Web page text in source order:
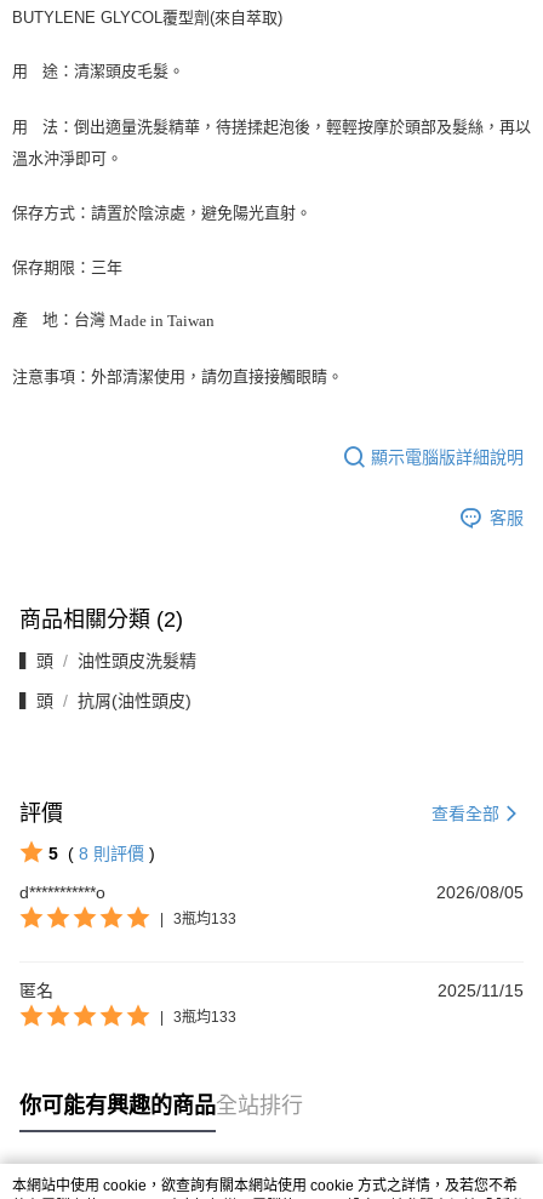
BUTYLENE GLYCOL覆型劑(來自萃取)
用 途：清潔頭皮毛髮。
用
法：倒出適量洗髮精華，待搓揉起泡後，輕輕按摩於頭部及髮絲，再以
溫水沖淨即可。
保存方式：請置於陰涼處，避免陽光直射。
保存期限：三年
產 地：台灣 Made in Taiwan
注意事項：外部清潔使用，請勿直接接觸眼睛。
顯示電腦版詳細說明
客服
商品相關分類 (2)
▍頭 油性頭皮洗髮精
▍頭 抗屑(油性頭皮)
評價 查看全部
5 ( 8 則評價 )
d***********o
2026/08/05
3瓶均133
匿名 2025/11/15
3瓶均133
你可能有興趣的商品全站排行
本網站中使用 cookie，欲查詢有關本網站使用 cookie 方式之詳情，及若您不希